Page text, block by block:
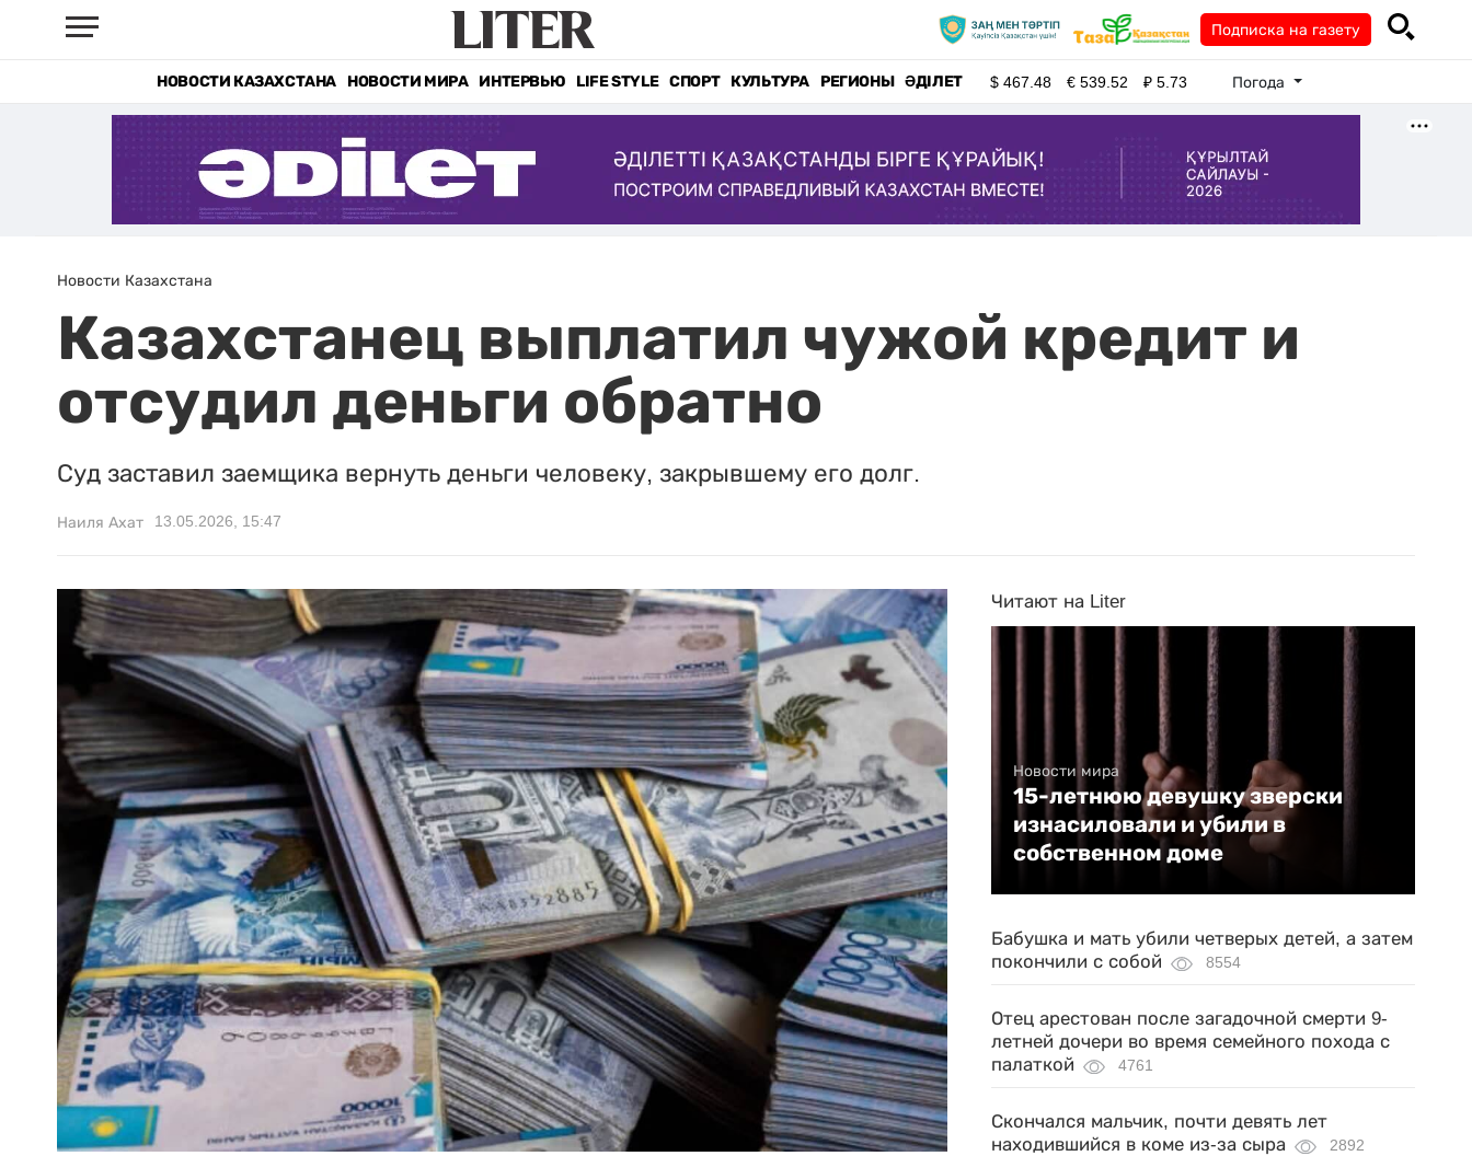
Подписка на газету
НОВОСТИ КАЗАХСТАНА НОВОСТИ МИРА ИНТЕРВЬЮ LIFE STYLE СПОРТ КУЛЬТУРА РЕГИОНЫ ӘДІЛЕТ $467.48 €539.52 ₽5.73 Погода
Новости Казахстана
Казахстанец выплатил чужой кредит и
отсудил деньги обратно
Суд заставил заемщика вернуть деньги человеку, закрывшему его долг.
Наиля Ахат 13.05.2026, 15:47
Читают на Liter
Новости мира
15-летнюю девушку зверски
изнасиловали и убили в
собственном доме
Бабушка и мать убили четверых детей, а затем
покончили с собой
8554
Отец арестован после загадочной смерти 9-
летней дочери во время семейного похода с
палаткой
4761
Скончался мальчик, почти девять лет
находившийся в коме из-за сыра
2892